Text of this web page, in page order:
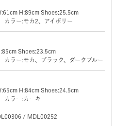
H:89cm Shoes:25.5cm
ラー:モカ2、アイボリー
Shoes:23.5cm
ラー:モカ、ブラック、ダークブルー
H:84cm Shoes:24.5cm
ラー:カーキ
/ MDL00252